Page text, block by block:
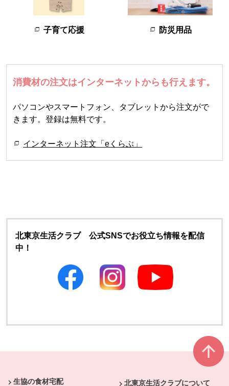
子育て応援 防災用品
消費材の注文はインターネットからも行えます。
パソコンやスマートフォン、タブレットから注文がで
きます。登録は無料です。
インターネット注文「eくらぶ」
北東京生活クラブ 公式SNSでお役立ち情報を配信
中！
生協の食材宅配 北東京生活クラブについて